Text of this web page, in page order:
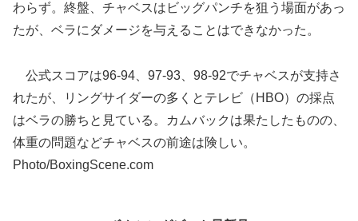
わらず。終盤、チャベスはビッグパンチを狙う場面があっ
たが、ベラにダメージを与えることはできなかった。
公式スコアは96-94、97-93、98-92でチャベスが支持さ
れたが、リングサイダーの多くとテレビ（HBO）の採点
はベラの勝ちと見ている。カムバックは果たしたものの、
体重の問題などチャベスの前途は険しい。
Photo/BoxingScene.com